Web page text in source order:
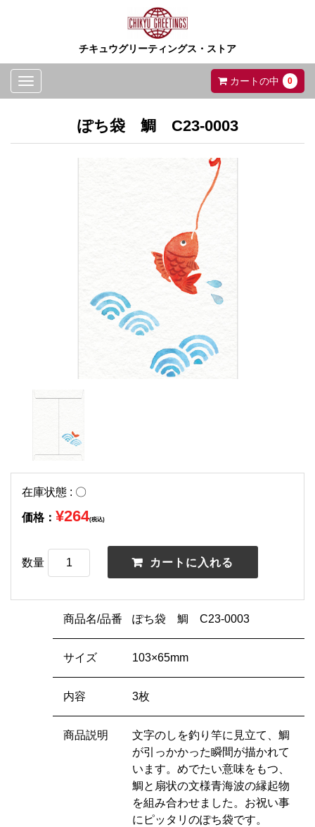
チキュウグリーティングス・ストア
Toggle
navigation
カートの中 0
ぽち袋 鯛 C23-0003
在庫状態 : 〇
価格： ¥264(税込)
数量
商品名/品番 ぽち袋 鯛 C23-0003
サイズ 103×65mm
内容 3枚
商品説明
文字のしを釣り竿に見立て、鯛
が引っかかった瞬間が描かれて
います。めでたい意味をもつ、
鯛と扇状の文様青海波の縁起物
を組み合わせました。お祝い事
にピッタリのぽち袋です。